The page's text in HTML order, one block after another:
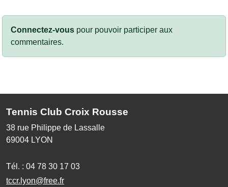
Connectez-vous pour pouvoir participer aux
commentaires.
Tennis Club Croix Rousse
38 rue Philippe de Lassalle
69004 LYON
Tél. : 04 78 30 17 03
tccr.lyon@free.fr